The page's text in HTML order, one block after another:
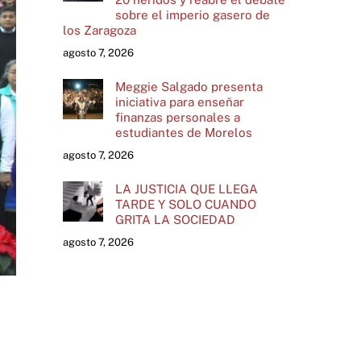
sobre el imperio gasero de
los Zaragoza
agosto 7, 2026
Meggie Salgado presenta
iniciativa para enseñar
finanzas personales a
estudiantes de Morelos
agosto 7, 2026
LA JUSTICIA QUE LLEGA
TARDE Y SOLO CUANDO
GRITA LA SOCIEDAD
agosto 7, 2026